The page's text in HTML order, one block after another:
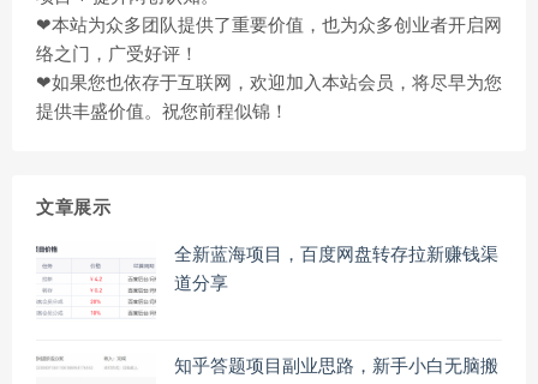
❤本站为众多团队提供了重要价值，也为众多创业者开启网
络之门，广受好评！
❤如果您也依存于互联网，欢迎加入本站会员，将尽早为您
提供丰盛价值。祝您前程似锦！
文章展示
全新蓝海项目，百度网盘转存拉新赚钱渠
道分享
知乎答题项目副业思路，新手小白无脑搬